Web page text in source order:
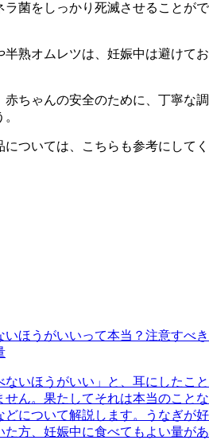
ラ菌をしっかり死滅させることがで
熟オムレツは、妊娠中は避けてお
ちゃんの安全のために、丁寧な調
ついては、こちらも参考にしてく
ほうがいいって本当？注意すべき
ないほうがいい」と、耳にしたこと
ん。果たしてそれは本当のことな
について解説します。うなぎが好
た方、妊娠中に食べてもよい量があ